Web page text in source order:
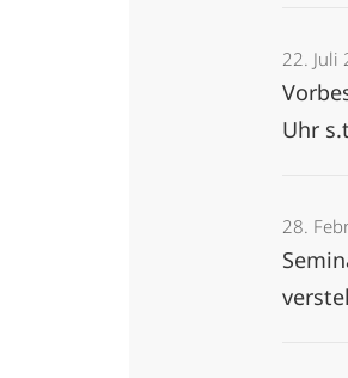
22. Juli
Uhr
28.